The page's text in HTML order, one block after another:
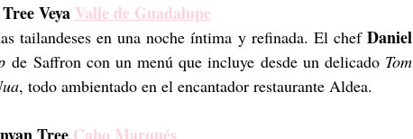
Veya Valle de Guadalupe
tailandeses en una noche íntima y refinada. El chef Daniel
de Saffron con un menú que incluye desde un delicado Tom
, todo ambientado en el encantador restaurante Aldea.